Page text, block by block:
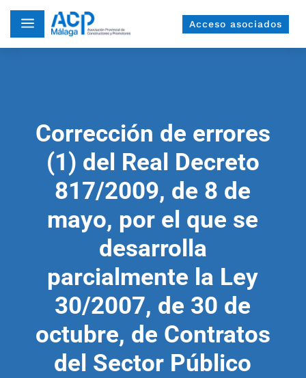
a Acceso asociados
Corrección de errores
(1) del Real Decreto
817/2009, de 8 de
mayo, por el que se
desarrolla
parcialmente la Ley
30/2007, de 30 de
octubre, de Contratos
del Sector Público